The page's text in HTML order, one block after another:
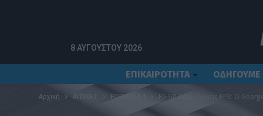
8 ΑΥΓΟΎΣΤΟΥ 2026
ΕΠΙΚΑΙΡΟΤΗΤΑ ΟΔΗΓΟΥΜΕ
Αρχική ΑΓΩΝΕΣ FORMULA 1 F1-GP Βαρκελώνης FP3: Ο